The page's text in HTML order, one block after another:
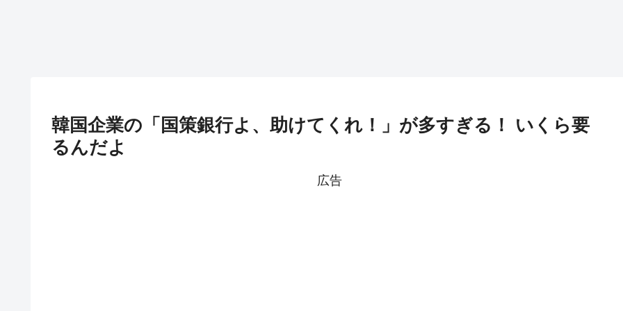
韓国企業の「国策銀行よ、助けてくれ！」が多すぎる！ いくら要
るんだよ
広告